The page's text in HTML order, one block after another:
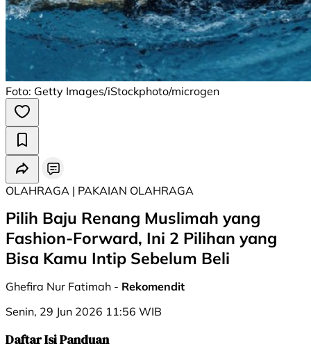
Foto: Getty Images/iStockphoto/microgen
OLAHRAGA | PAKAIAN OLAHRAGA
Pilih Baju Renang Muslimah yang
Fashion-Forward, Ini 2 Pilihan yang
Bisa Kamu Intip Sebelum Beli
Ghefira Nur Fatimah - Rekomendit
Senin, 29 Jun 2026 11:56 WIB
Daftar Isi Panduan